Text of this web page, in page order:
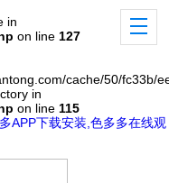
in
on line 127
cache/50/fc33b/
in
on line 115
APP下载安装,色多多在线观